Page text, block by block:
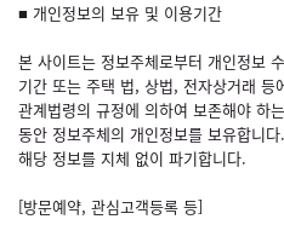
■ 개인정보의 보유 및 이용기간
본 사이트는 정보주체로부터 개인정보
기간 또는 주택 법, 상법, 전자상거래 등
관계법령의 규정에 의하여 보존해야 하
동안 정보주체의 개인정보를 보유합니
해당 정보를 지체 없이 파기합니다.
[방문예약, 관심고객등록 등]